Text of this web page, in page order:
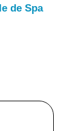
de Spa